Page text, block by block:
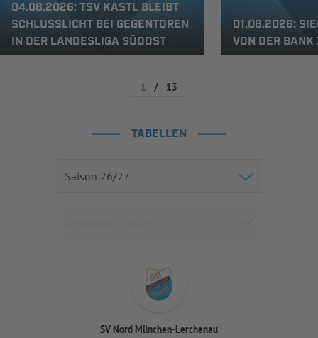
04.08.2026: TSV KASTL BLEIBT
SCHLUSSLICHT BEI GEGENTOREN
IN DER LANDESLIGA SÜDOST
01.08.2026:
VON DER
1 / 13
TABELLEN
SV Nord München-Lerchenau